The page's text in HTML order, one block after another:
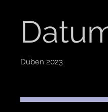
Duben 2023